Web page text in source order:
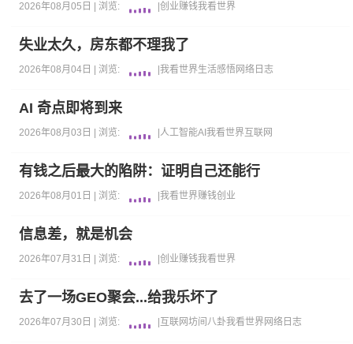
2026年08月05日 | 浏览: |创业赚钱我看世界
失业太久，房东都不理我了
2026年08月04日 | 浏览: |我看世界生活感悟网络日志
AI 奇点即将到来
2026年08月03日 | 浏览: 人工智能AI我看世界 互联网
有钱之后最大的陷阱：证明自己还能行
2026年08月01日 | 浏览: |我看世界赚钱创业
信息差，就是机会
2026年07月31日 | 浏览: |创业赚钱我看世界
去了一场GEO聚会...给我乐坏了
2026年07月30日 | 浏览: 互联网坊间八卦我看世界 网络日志